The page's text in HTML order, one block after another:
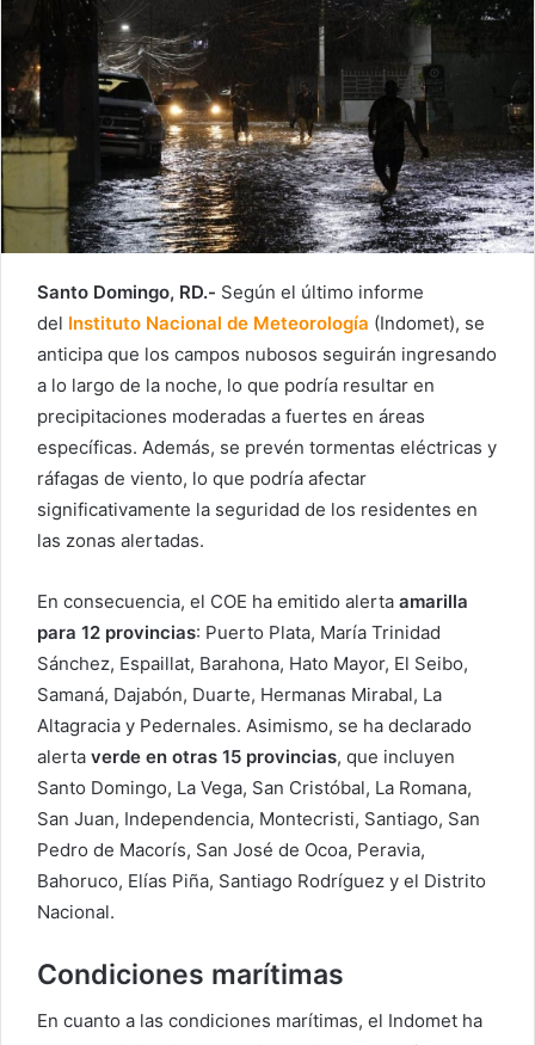
Santo Domingo, RD.- Según el último informe
del Instituto Nacional de Meteorología (Indomet), se
anticipa que los campos nubosos seguirán ingresando
a lo largo de la noche, lo que podría resultar en
precipitaciones moderadas a fuertes en áreas
específicas. Además, se prevén tormentas eléctricas y
ráfagas de viento, lo que podría afectar
significativamente la seguridad de los residentes en
las zonas alertadas.
En consecuencia, el COE ha emitido alerta amarilla
para 12 provincias: Puerto Plata, María Trinidad
Sánchez, Espaillat, Barahona, Hato Mayor, El Seibo,
Samaná, Dajabón, Duarte, Hermanas Mirabal, La
Altagracia y Pedernales. Asimismo, se ha declarado
alerta verde en otras 15 provincias, que incluyen
Santo Domingo, La Vega, San Cristóbal, La Romana,
San Juan, Independencia, Montecristi, Santiago, San
Pedro de Macorís, San José de Ocoa, Peravia,
Bahoruco, Elías Piña, Santiago Rodríguez y el Distrito
Nacional.
Condiciones marítimas
En cuanto a las condiciones marítimas, el Indomet ha